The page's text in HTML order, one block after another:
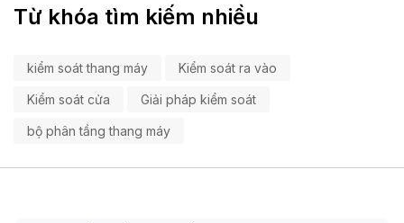
Từ khóa tìm kiếm nhiều
kiểm soát thang máy Kiểm soát ra vào
Kiểm soát cửa Giải pháp kiểm soát
bộ phân tầng thang máy